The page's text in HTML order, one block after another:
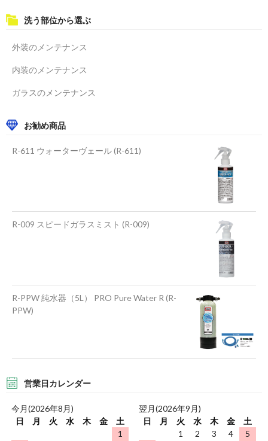
洗う部位から選ぶ
外装のメンテナンス
内装のメンテナンス
ガラスのメンテナンス
お勧め商品
R-611 ウォーターヴェール (R-611)
R-009 スピードガラスミスト (R-009)
R-PPW 純水器（5L） PRO Pure Water R (R-
PPW)
営業日カレンダー
今月(2026年8月)
日
月 火 水 木 金
土
1
翌月(2026年9月)
日
月 火 水 木 金
土
1
2 3 4
5